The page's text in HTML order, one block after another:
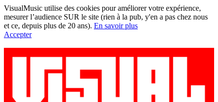
VisualMusic utilise des cookies pour améliorer votre expérience,
mesurer l’audience SUR le site (rien à la pub, y'en a pas chez nous
et ce, depuis plus de 20 ans). En savoir plus
Accepter